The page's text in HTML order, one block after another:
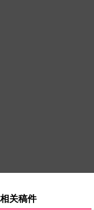
相关稿件